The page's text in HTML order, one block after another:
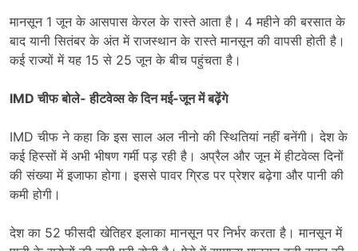
मानसून 1 जून के आसपास केरल के रास्ते आता है। 4 महीने की बरसात के
बाद यानी सितंबर के अंत में राजस्थान के रास्ते मानसून की वापसी होती है।
कई राज्यों में यह 15 से 25 जून के बीच पहुंचता है।
IMD चीफ बोले- हीटवेव्स के दिन मई-जून में बढ़ेंगे
IMD चीफ ने कहा कि इस साल अल नीनो की स्थितियां नहीं बनेंगी। देश के
कई हिस्सों में अभी भीषण गर्मी पड़ रही है। अप्रैल और जून में हीटवेव्स दिनों
की संख्या में इजाफा होगा। इससे पावर ग्रिड पर प्रेशर बढ़ेगा और पानी की
कमी होगी।
देश का 52 फीसदी खेतिहर इलाका मानसून पर निर्भर करता है। मानसून में